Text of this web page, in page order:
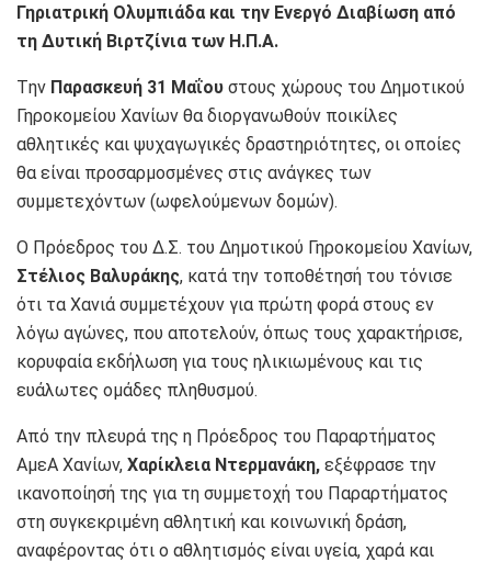
Γηριατρική Ολυμπιάδα και την Ενεργό Διαβίωση από
τη Δυτική Βιρτζίνια των Η.Π.Α.
Tην Παρασκευή 31 Μαΐου στους χώρους του Δημοτικού
Γηροκομείου Χανίων θα διοργανωθούν ποικίλες
αθλητικές και ψυχαγωγικές δραστηριότητες, οι οποίες
θα είναι προσαρμοσμένες στις ανάγκες των
συμμετεχόντων (ωφελούμενων δομών).
Ο Πρόεδρος του Δ.Σ. του Δημοτικού Γηροκομείου Χανίων,
Στέλιος Βαλυράκης, κατά την τοποθέτησή του τόνισε
ότι τα Χανιά συμμετέχουν για πρώτη φορά στους εν
λόγω αγώνες, που αποτελούν, όπως τους χαρακτήρισε,
κορυφαία εκδήλωση για τους ηλικιωμένους και τις
ευάλωτες ομάδες πληθυσμού.
Από την πλευρά της η Πρόεδρος του Παραρτήματος
ΑμεΑ Χανίων, Χαρίκλεια Ντερμανάκη, εξέφρασε την
ικανοποίησή της για τη συμμετοχή του Παραρτήματος
στη συγκεκριμένη αθλητική και κοινωνική δράση,
αναφέροντας ότι ο αθλητισμός είναι υγεία, χαρά και